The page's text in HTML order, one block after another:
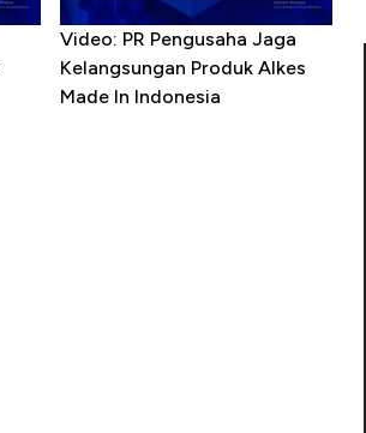
Video: PR Pengusaha Jaga
Kelangsungan Produk Alkes
Made In Indonesia